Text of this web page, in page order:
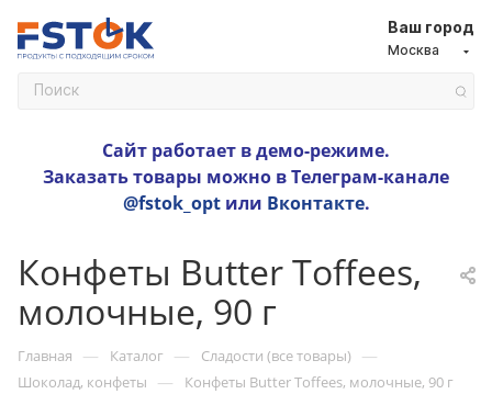
Ваш город
Москва
Сайт работает в демо-режиме.
Заказать товары можно в Телеграм-канале
@fstok_optили Вконтакте.
Конфеты Butter Toffees,
молочные, 90 г
Главная — Каталог — Сладости (все товары) —
Шоколад, конфеты — Конфеты Butter Toffees, молочные, 90 г